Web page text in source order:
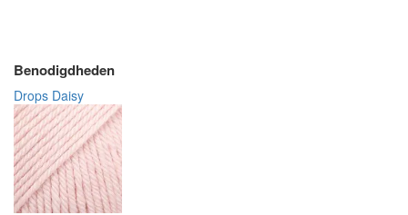
Benodigdheden
Drops Daisy